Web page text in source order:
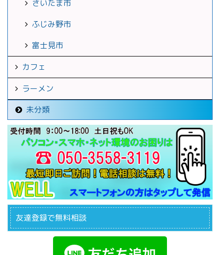
さいたま市
ふじみ野市
富士見市
カフェ
ラーメン
未分類
友達登録で無料相談